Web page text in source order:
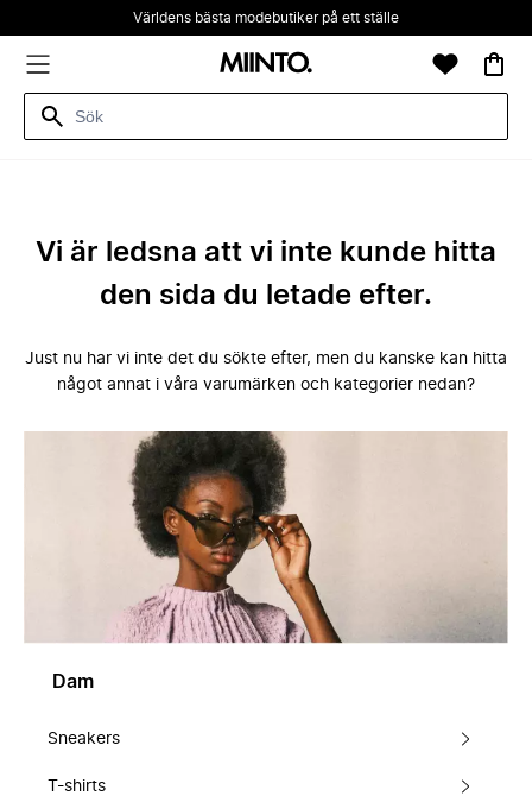
Världens bästa modebutiker på ett ställe
Vi är ledsna att vi inte kunde hitta
den sida du letade efter.
Just nu har vi inte det du sökte efter, men du kanske kan hitta
något annat i våra varumärken och kategorier nedan?
Dam
Sneakers
T-shirts